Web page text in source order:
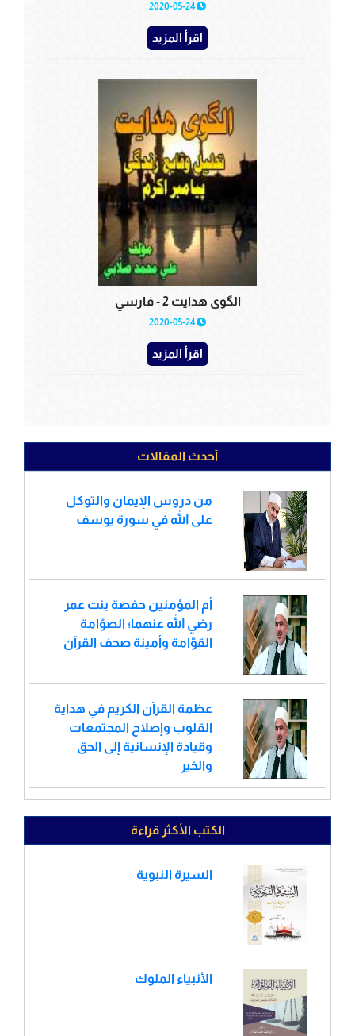
2020-05-24
اقرأ المزيد
الگوی هدایت 2 - فارسي
2020-05-24
اقرأ المزيد
أحدث المقالات
من دروس الإيمان والتوكل
على الله في سورة يوسف
أم المؤمنين حفصة بنت عمر
رضي الله عنهما؛ الصوّامة
القوّامة وأمينة صحف القرآن
عظمة القرآن الكريم في هداية
القلوب وإصلاح المجتمعات
وقيادة الإنسانية إلى الحق
والخير
الكتب الأكثر قراءة
السيرة النبوية
الأنبياء الملوك